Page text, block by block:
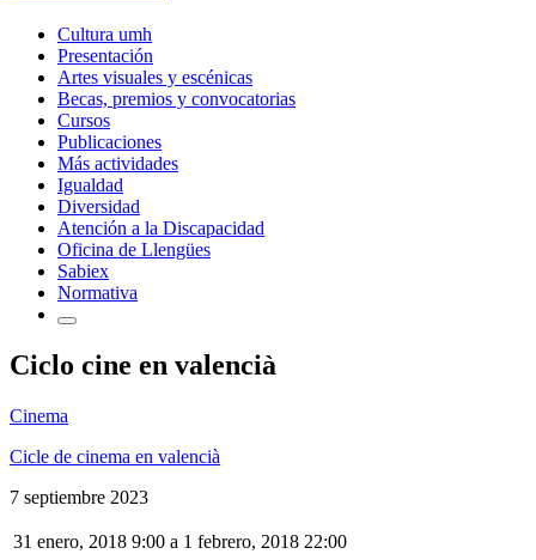
Cultura umh
Presentación
Artes visuales y escénicas
Becas, premios y convocatorias
Cursos
Publicaciones
Más actividades
Igualdad
Diversidad
Atención a la Discapacidad
Oficina de Llengües
Sabiex
Normativa
Ciclo cine en valencià
Cinema
Cicle de cinema en valencià
7 septiembre 2023
31 enero, 2018 9:00 a 1 febrero, 2018 22:00